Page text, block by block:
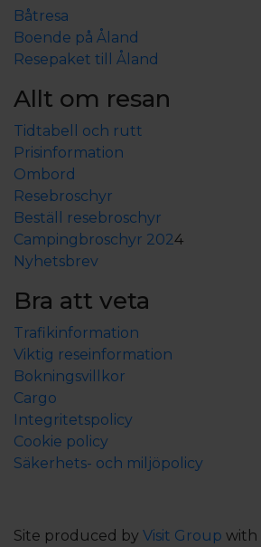
Båtresa
Boende på Åland
Resepaket till Åland
Allt om resan
Tidtabell och rutt
Prisinformation
Ombord
Resebroschyr
Beställ resebroschyr
Campingbroschyr 2024
Nyhetsbrev
Bra att veta
Trafikinformation
Viktig reseinformation
Bokningsvillkor
Cargo
Integritetspolicy
Cookie policy
Säkerhets- och miljöpolicy
Site produced by Visit Group with